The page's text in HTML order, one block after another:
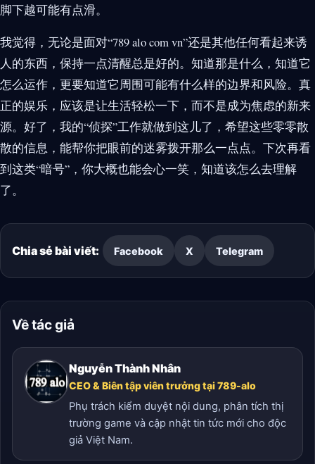
脚下越可能有点滑。
我觉得，无论是面对“789 alo com vn”还是其他任何看起来诱
人的东西，保持一点清醒总是好的。知道那是什么，知道它
怎么运作，更要知道它周围可能有什么样的边界和风险。真
正的娱乐，应该是让生活轻松一下，而不是成为焦虑的新来
源。好了，我的“侦探”工作就做到这儿了，希望这些零零散
散的信息，能帮你把眼前的迷雾拨开那么一点点。下次再看
到这类“暗号”，你大概也能会心一笑，知道该怎么去理解
了。
Chia sẻ bài viết: Facebook X Telegram
Về tác giả
Nguyễn Thành Nhân
CEO & Biên tập viên trưởng tại 789-alo
Phụ trách kiểm duyệt nội dung, phân tích thị
trường game và cập nhật tin tức mới cho độc
giả Việt Nam.